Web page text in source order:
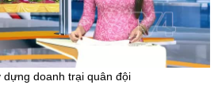
doanh trại quân đội